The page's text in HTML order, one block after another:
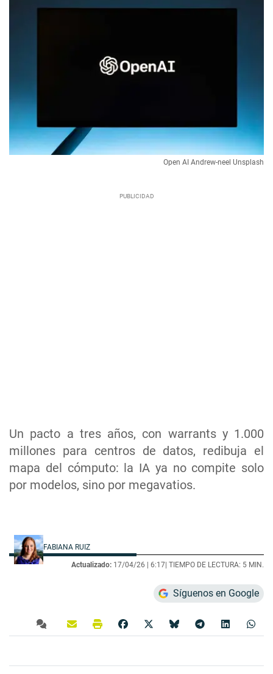
Un pacto a tres años, con warrants y 1.000
millones para centros de datos, redibuja el
mapa del cómputo: la IA ya no compite solo
por modelos, sino por megavatios.
Open AI Andrew-neel Unsplash
FABIANA RUIZ
Actualizado: 17/04/26 | 6:17| TIEMPO DE LECTURA: 5 MIN.
Síguenos en Google